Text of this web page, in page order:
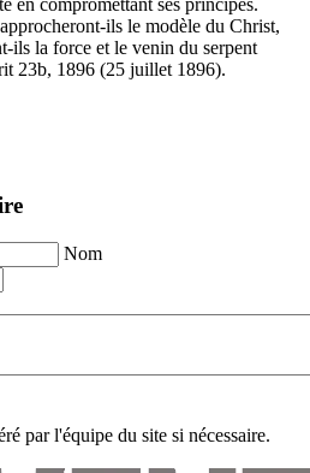
ils le modèle du Christ,
ils la force et le venin du serpent
23b, 1896 (25 juillet 1896).
Nom
par l'équipe du site si nécessaire.